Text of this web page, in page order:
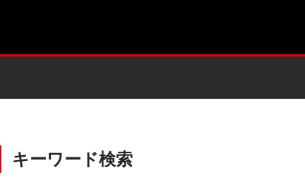
キーワード検索